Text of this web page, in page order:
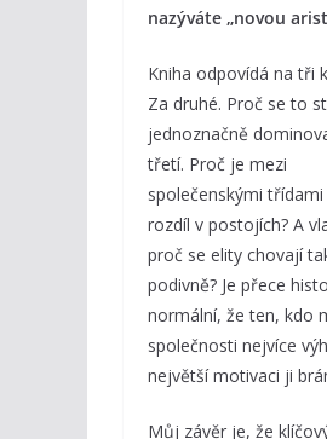
nazýváte „novou
Kniha odpovídá na tři
Za druhé. Proč se to
jednoznačně
třetí. Proč je mezi
společenskými
rozdíl v postojích? A
proč se elity chovají
podivně? Je přece
normální, že ten, kdo
společnosti nejvíce
největší motivaci ji
Můj závěr je, že